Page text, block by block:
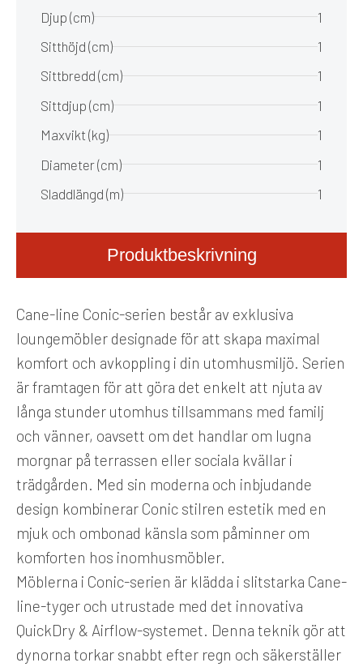
Produktbeskrivning
Cane-line Conic-serien består av exklusiva
loungemöbler designade för att skapa maximal
komfort och avkoppling i din utomhusmiljö. Serien
är framtagen för att göra det enkelt att njuta av
långa stunder utomhus tillsammans med familj
och vänner, oavsett om det handlar om lugna
morgnar på terrassen eller sociala kvällar i
trädgården. Med sin moderna och inbjudande
design kombinerar Conic stilren estetik med en
mjuk och ombonad känsla som påminner om
komforten hos inomhusmöbler.
Möblerna i Conic-serien är klädda i slitstarka Cane-
line-tyger och utrustade med det innovativa
QuickDry & Airflow-systemet. Denna teknik gör att
dynorna torkar snabbt efter regn och säkerställer
Djup (cm)
1
Sitthöjd (cm)
1
Sittbredd (cm)
1
Sittdjup (cm)
1
Maxvikt (kg)
1
Diameter (cm)
1
Sladdlängd (m)
1